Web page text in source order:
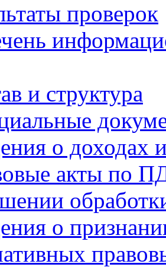
проверок
и структура
о доходах
акты по
о